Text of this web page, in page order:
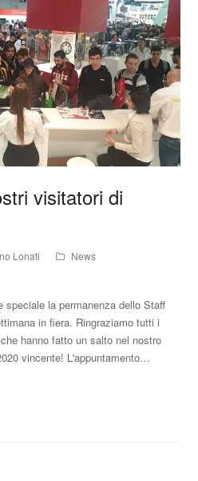
visitatori di
Lonati
News
speciale la permanenza dello Staff
in fiera. Ringraziamo tutti i
hanno fatto un salto nel nostro
vincente! L'appuntamento…